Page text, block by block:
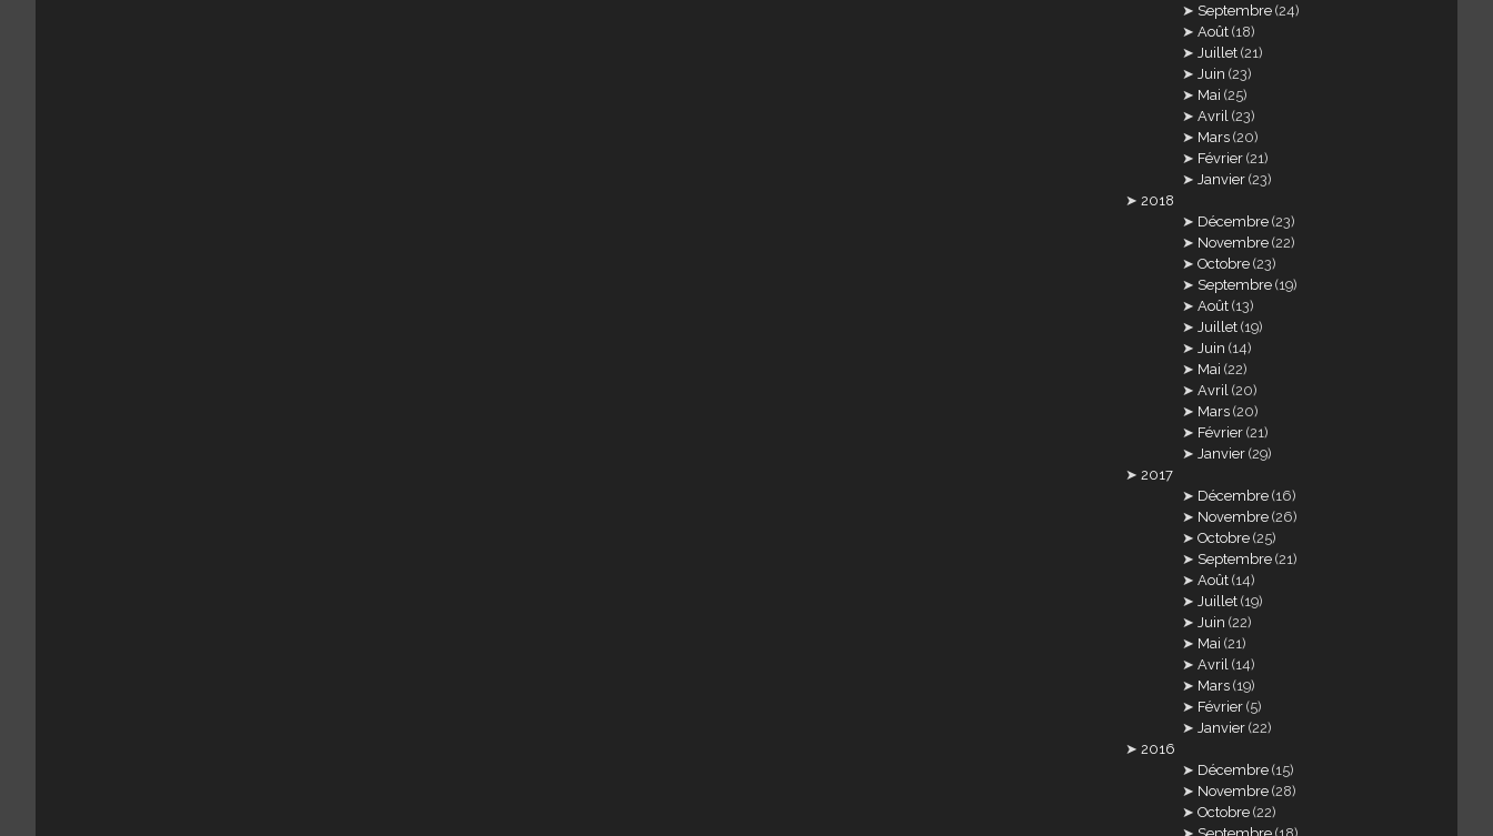
Septembre (24)
Août (18)
Juillet (21)
Juin (23)
Mai (25)
Avril (23)
Mars (20)
Février (21)
Janvier (23)
2018
Décembre (23)
Novembre (22)
Octobre (23)
Septembre (19)
Août (13)
Juillet (19)
Juin (14)
Mai (22)
Avril (20)
Mars (20)
Février (21)
Janvier (29)
2017
Décembre (16)
Novembre (26)
Octobre (25)
Septembre (21)
Août (14)
Juillet (19)
Juin (22)
Mai (21)
Avril (14)
Mars (19)
Février (5)
Janvier (22)
2016
Décembre (15)
Novembre (28)
Octobre (22)